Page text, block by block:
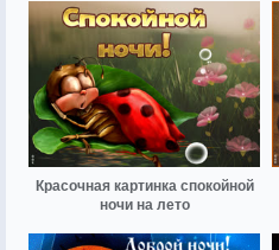
Красочная картинка спокойной
ночи на лето